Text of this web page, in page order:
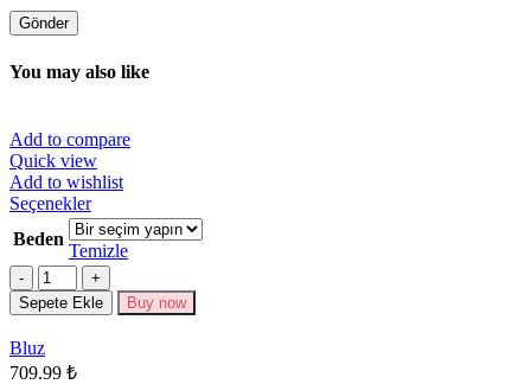
You may also like
Add to compare
Quick view
Add to wishlist
SeçeneklerBu
ürünün
birden
fazla
varyasyonu
var.
Beden
Temizle
Miktar
Sepete Ekle Buy now
Bluz
709.99 ₺